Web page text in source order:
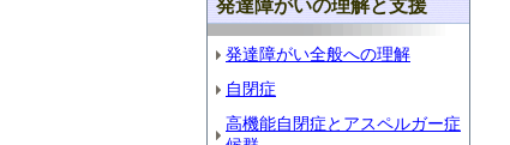
発達障がいの理解と支援
発達障がい全般への理解
自閉症
高機能自閉症とアスペルガー症